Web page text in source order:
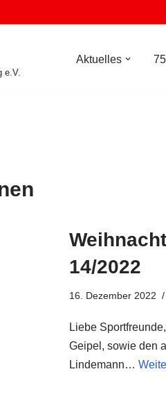
e.V.
Aktuelles
14/2022
16. Dezember 2022
Liebe
Geipel, sowie den
Lindemann…